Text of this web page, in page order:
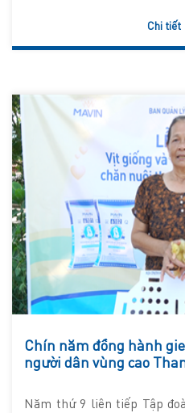
Chi tiết
Chín năm đồng hành
người dân vùng cao
Năm thứ 9 liên tiếp Tập